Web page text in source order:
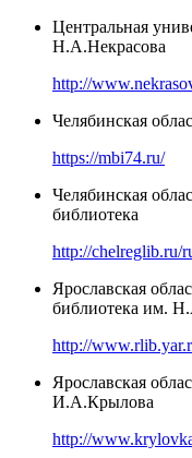
Центральная
Н.А.Некрасова
http://
Челябинская
https://mbi74.ru/
Челябинская
библиотека
http://chelreglib.ru/
Ярославская
библиотека им.
http://
Ярославская
И.А.Крылова
http://